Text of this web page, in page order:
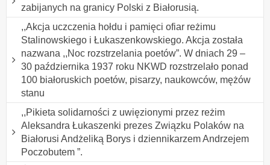
zabijanych na granicy Polski z Białorusią.
,,Akcja uczczenia hołdu i pamięci ofiar reżimu
Stalinowskiego i Łukaszenkowskiego. Akcja została
nazwana ,,Noc rozstrzelania poetów”. W dniach 29 –
30 października 1937 roku NKWD rozstrzelało ponad
100 białoruskich poetów, pisarzy, naukowców, mężów
stanu
,,Pikieta solidarności z uwięzionymi przez reżim
Aleksandra Łukaszenki prezes Związku Polaków na
Białorusi Andżeliką Borys i dziennikarzem Andrzejem
Poczobutem ”.